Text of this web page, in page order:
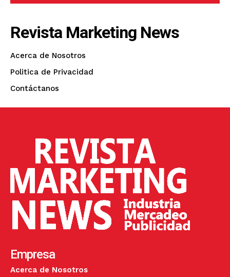
Revista Marketing News
Acerca de Nosotros
Politica de Privacidad
Contáctanos
Empresa
Acerca de Nosotros